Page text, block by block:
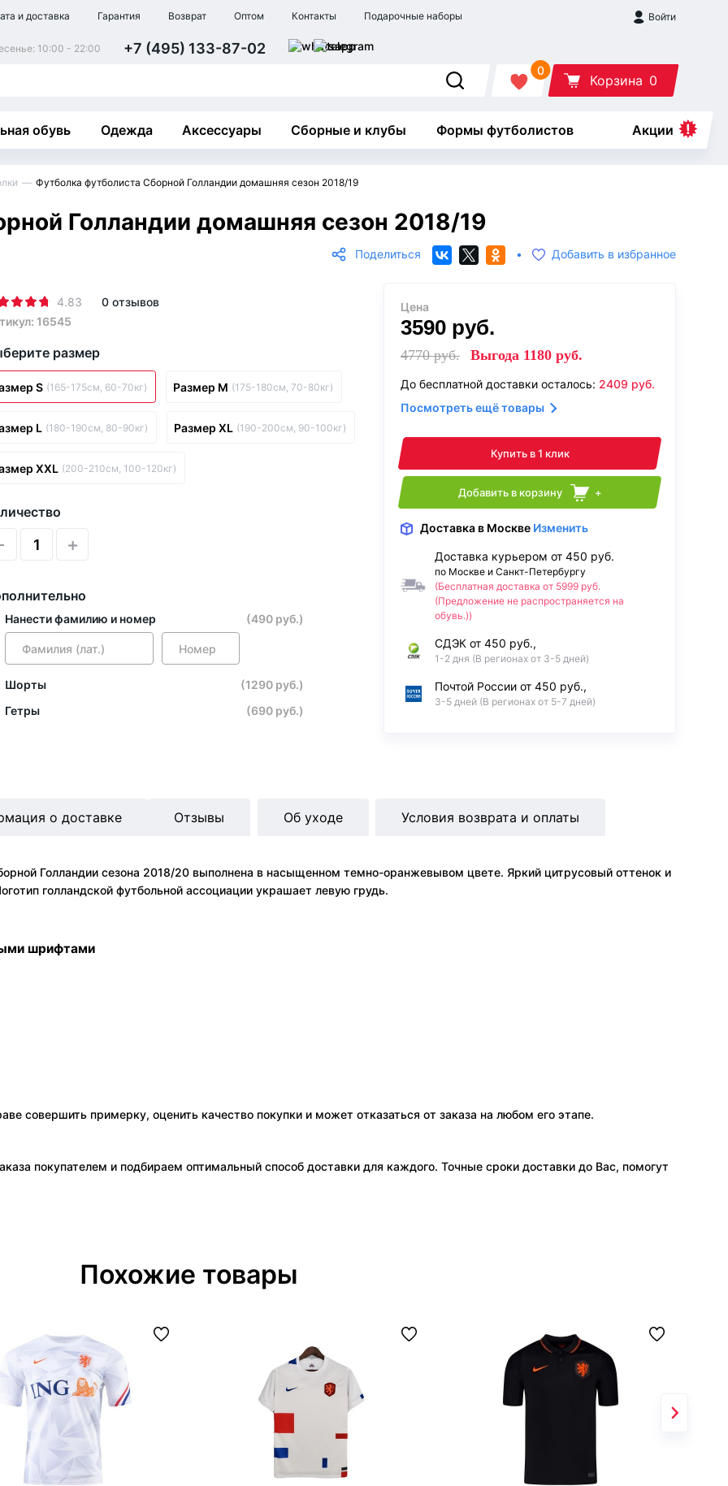
и доставка Гарантия Возврат Оптом Контакты Подарочные наборы Войти
10:00 - 22:00 +7 (495) 133-87-02
0
Корзина 0
обувь Одежда Аксессуары Сборные и клубы Формы футболистов Акции
Футболка футболиста Сборной Голландии домашняя сезон 2018/19
Голландии домашняя сезон 2018/19
Поделиться • Добавить в избранное
4.83
0 отзывов
16545
размер
S (165-175см, 60-70кг) Размер M (175-180см, 70-80кг)
L (180-190см, 80-90кг) Размер XL (190-200см, 90-100кг)
XXL (200-210см, 100-120кг)
+
Нанести фамилию и номер (490 руб.)
Шорты
(1290 руб.)
Гетры
(690 руб.)
Цена
3590 руб.
4770руб. Выгода 1180 руб.
До бесплатной доставки осталось: 2409 руб.
Посмотреть ещё товары
Купить в 1 клик
Добавить в корзину +
Доставка в Москве Изменить
Доставка курьером от 450 руб.
по Москве и Санкт-Петербургу
(Бесплатная доставка от 5999 руб.
(Предложение не распространяется на
обувь.))
СДЭК от 450 руб.,
1-2 дня (В регионах от 3-5 дней)
Почтой России от 450 руб.,
3-5 дней (В регионах от 5-7 дней)
Голландии сезона 2018/20 выполнена в насыщенном темно-оранжевывом цвете. Яркий цитрусовый оттенок и
голландской футбольной ассоциации украшает левую грудь.
шрифтами
о доставке Отзывы Об уходе Условия возврата и оплаты
совершить примерку, оценить качество покупки и может отказаться от заказа на любом его этапе.
покупателем и подбираем оптимальный способ доставки для каждого. Точные сроки доставки до Вас, помогут
Похожие товары